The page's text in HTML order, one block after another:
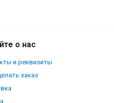
о нас
и реквизиты
заказ